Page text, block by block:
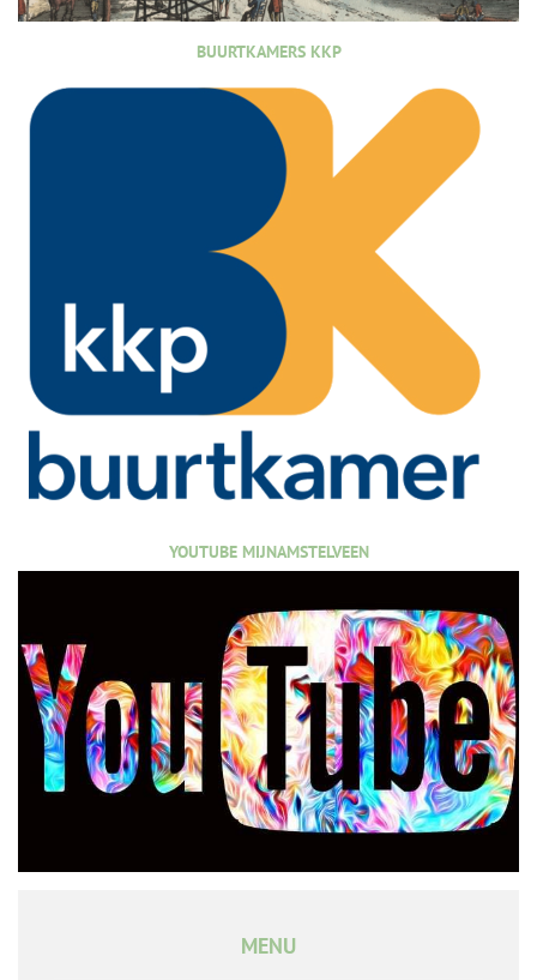
BUURTKAMERS KKP
YOUTUBE MIJNAMSTELVEEN
MENU